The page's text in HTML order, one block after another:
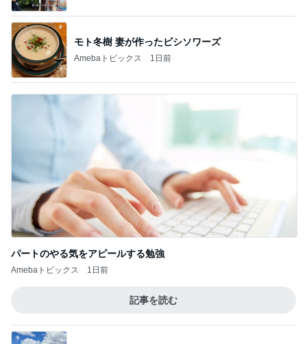
モト冬樹 妻が作ったビシソワーズ
Amebaトピックス 1日前
パートのやる気をアピールする勉強
Amebaトピックス 1日前
記事を読む